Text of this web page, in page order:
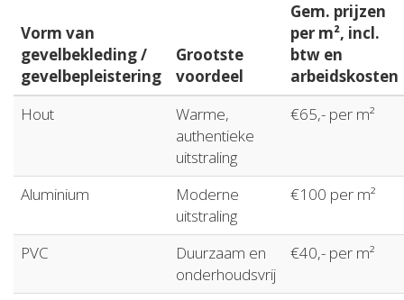
Vorm van
gevelbekleding /
gevelbepleistering
Grootste
voordeel
Gem. prijzen
per m², incl.
btw en
arbeidskosten
Hout
Warme,
authentieke
uitstraling
€65,- per m²
Aluminium
Moderne
uitstraling
€100 per m²
PVC
Duurzaam en
onderhoudsvrij
€40,- per m²